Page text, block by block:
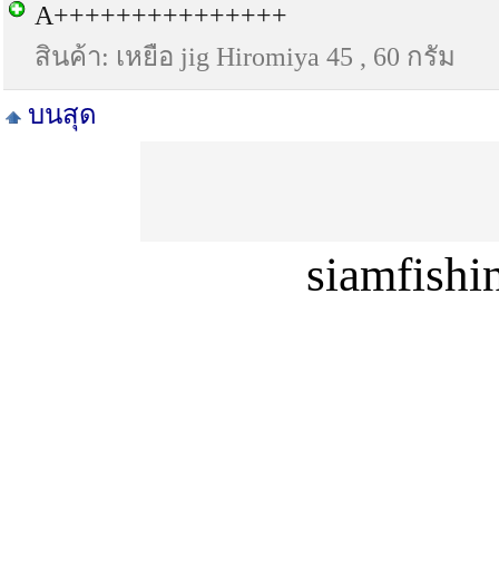
A+++++++++++++++
สินค้า: เหยือ jig Hiromiya 45 , 60 กรัม
บนสุด